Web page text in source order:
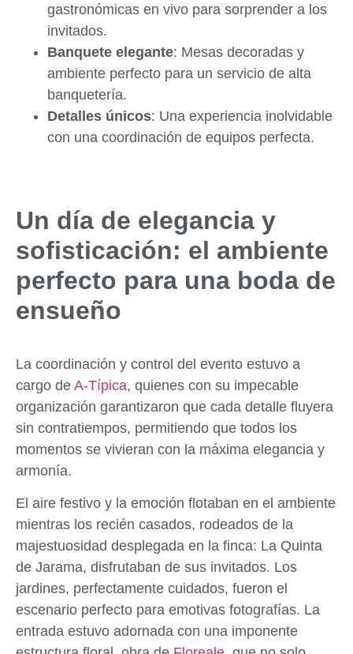
gastronómicas en vivo para sorprender a los
invitados.
Banquete elegante: Mesas decoradas y
ambiente perfecto para un servicio de alta
banquetería.
Detalles únicos: Una experiencia inolvidable
con una coordinación de equipos perfecta.
Un día de elegancia y
sofisticación: el ambiente
perfecto para una boda de
ensueño
La coordinación y control del evento estuvo a
cargo de A-Típica, quienes con su impecable
organización garantizaron que cada detalle fluyera
sin contratiempos, permitiendo que todos los
momentos se vivieran con la máxima elegancia y
armonía.
El aire festivo y la emoción flotaban en el ambiente
mientras los recién casados, rodeados de la
majestuosidad desplegada en la finca: La Quinta
de Jarama, disfrutaban de sus invitados. Los
jardines, perfectamente cuidados, fueron el
escenario perfecto para emotivas fotografías. La
entrada estuvo adornada con una imponente